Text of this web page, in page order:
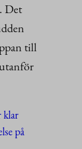
Det
till
klar
på